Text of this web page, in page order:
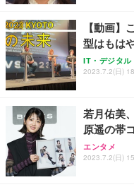
【動画
型はもは
IT・デジタル
2023.7.2(日)
若月佑美
原遥の帯
エンタメ
2023.7.2(日)